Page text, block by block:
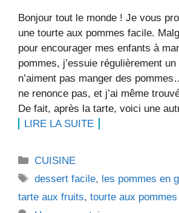
Bonjour tout le monde ! Je vous
une tourte aux pommes facile.
pour encourager mes enfants à
pommes, j’essuie régulièrement
n’aiment pas manger des
ne renonce pas, et j’ai même
De fait, après la tarte, voici une
LIRE LA SUITE
Catégories
CUISINE
Étiquettes
dessert facile, les pommes en
tarte aux fruits, tourte aux pommes